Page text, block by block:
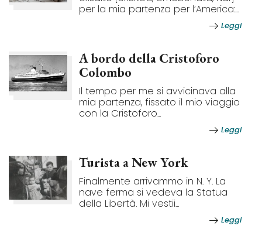
per la mia partenza per l’America:...
Leggi
A bordo della Cristoforo
Colombo
Il tempo per me si avvicinava alla
mia partenza, fissato il mio viaggio
con la Cristoforo...
Leggi
Turista a New York
Finalmente arrivammo in N. Y. La
nave ferma si vedeva la Statua
della Libertà. Mi vestii...
Leggi